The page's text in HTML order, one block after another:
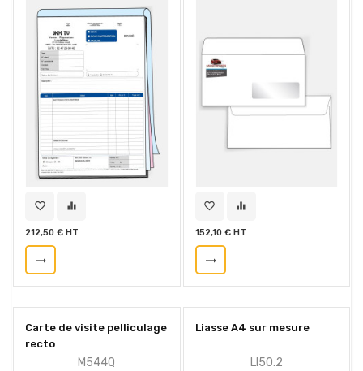
favorite_border equalizer
212,50 € HT
trending_flat
favorite_border equalizer
152,10 € HT
trending_flat
Carte de visite pelliculage
recto
M544Q
Liasse A4 sur mesure
LI50.2